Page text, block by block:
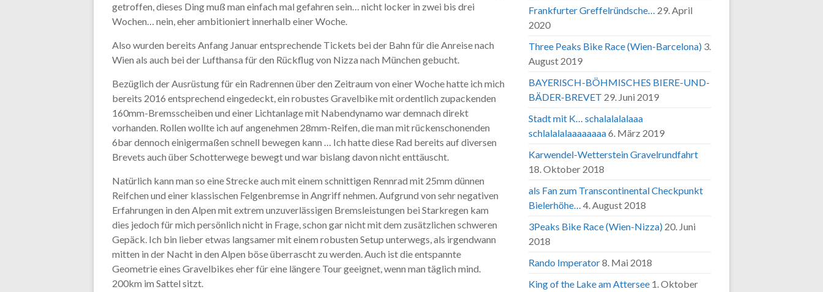
getroffen, dieses Ding muß man einfach mal gefahren sein… nicht locker in zwei bis drei
Wochen… nein, eher ambitioniert innerhalb einer Woche.
Also wurden bereits Anfang Januar entsprechende Tickets bei der Bahn für die Anreise nach
Wien als auch bei der Lufthansa für den Rückflug von Nizza nach München gebucht.
Bezüglich der Ausrüstung für ein Radrennen über den Zeitraum von einer Woche hatte ich mich
bereits 2016 entsprechend eingedeckt, ein robustes Gravelbike mit ordentlich zupackenden
160mm-Bremsscheiben und einer Lichtanlage mit Nabendynamo war demnach direkt
vorhanden. Rollen wollte ich auf angenehmen 28mm-Reifen, die man mit rückenschonenden
6bar dennoch einigermaßen schnell bewegen kann … Ich hatte diese Rad bereits auf diversen
Brevets auch über Schotterwege bewegt und war bislang davon nicht enttäuscht.
Natürlich kann man so eine Strecke auch mit einem schnittigen Rennrad mit 25mm dünnen
Reifchen und einer klassischen Felgenbremse in Angriff nehmen. Aufgrund von sehr negativen
Erfahrungen in den Alpen mit extrem unzuverlässigen Bremsleistungen bei Starkregen kam
dies jedoch für mich persönlich nicht in Frage, schon gar nicht mit dem zusätzlichen schweren
Gepäck. Ich bin lieber etwas langsamer mit einem robusten Setup unterwegs, als irgendwann
mitten in der Nacht in den Alpen böse überrascht zu werden. Auch ist die entspannte
Geometrie eines Gravelbikes eher für eine längere Tour geeignet, wenn man täglich mind.
200km im Sattel sitzt.
Frankfurter Greffelründsche… 29. April
2020
Three Peaks Bike Race (Wien-Barcelona) 3.
August 2019
BAYERISCH-BÖHMISCHES BIERE-UND-
BÄDER-BREVET 29. Juni 2019
Stadt mit K… schalalalalaaa
schlalalalaaaaaaaa6. März 2019
Karwendel-Wetterstein Gravelrundfahrt
18. Oktober 2018
als Fan zum Transcontinental Checkpunkt
Bielerhöhe… 4. August 2018
3Peaks Bike Race (Wien-Nizza) 20. Juni
2018
Rando Imperator8. Mai 2018
King of the Lake am Attersee 1. Oktober